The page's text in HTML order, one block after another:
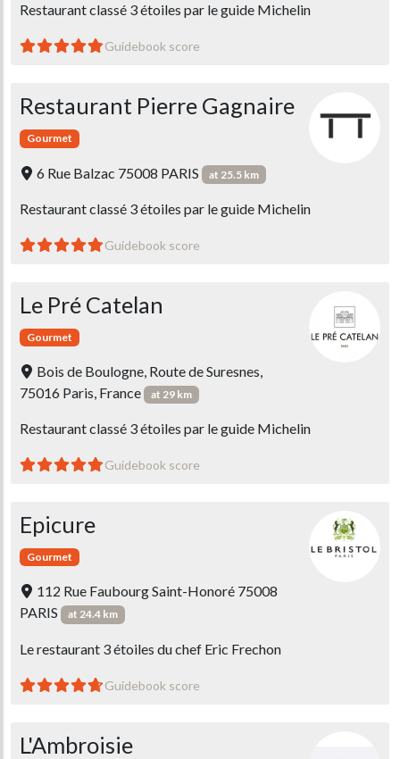
Restaurant classé 3 étoiles par le guide Michelin
Guidebook score
Restaurant Pierre Gagnaire
Gourmet
6 Rue Balzac 75008 PARIS at 25.5 km
Restaurant classé 3 étoiles par le guide Michelin
Guidebook score
Le Pré Catelan
Gourmet
Bois de Boulogne, Route de Suresnes,
75016 Paris, France
at 29 km
Restaurant classé 3 étoiles par le guide Michelin
Guidebook score
Epicure
Gourmet
112 Rue Faubourg Saint-Honoré 75008
PARIS
at 24.4 km
Le restaurant 3 étoiles du chef Eric Frechon
Guidebook score
L'Ambroisie